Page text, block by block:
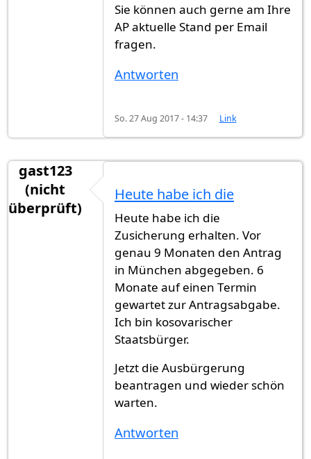
Sie können auch gerne am Ihre
AP aktuelle Stand per Email
fragen.
Antworten
So. 27 Aug 2017 - 14:37 Link
gast123
(nicht
überprüft)
Heute habe ich die
Heute habe ich die
Zusicherung erhalten. Vor
genau 9 Monaten den Antrag
in München abgegeben. 6
Monate auf einen Termin
gewartet zur Antragsabgabe.
Ich bin kosovarischer
Staatsbürger.
Jetzt die Ausbürgerung
beantragen und wieder schön
warten.
Antworten